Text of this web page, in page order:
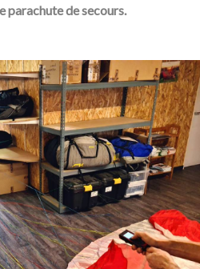
parachute de secours.